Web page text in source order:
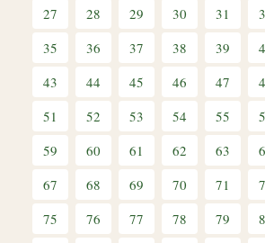
27
28 29 30 31
35
36 37 38 39
43
44 45 46 47
51
52 53 54 55
59
60 61 62 63
67
68 69 70 71
75
76 77 78 79